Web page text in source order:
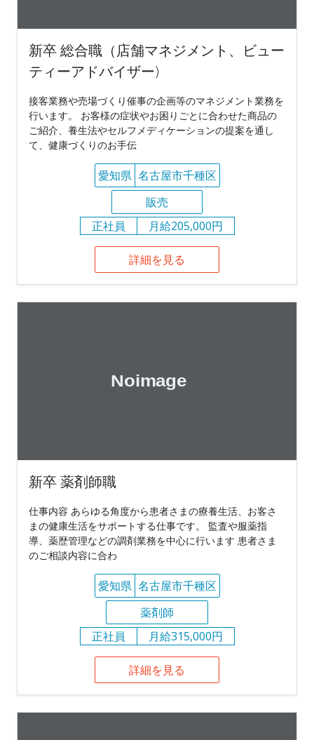
新卒 総合職（店舗マネジメント、ビュー
ティーアドバイザー)
接客業務や売場づくり催事の企画等のマネジメント業務を
行います。 お客様の症状やお困りごとに合わせた商品の
ご紹介、養生法やセルフメディケーションの提案を通し
て、健康づくりのお手伝
愛知県 名古屋市千種区
販売
正社員
月給205,000円
詳細を見る
新卒 薬剤師職
仕事内容 あらゆる角度から患者さまの療養生活、お客さ
まの健康生活をサポートする仕事です。 監査や服薬指
導、薬歴管理などの調剤業務を中心に行います 患者さま
のご相談内容に合わ
愛知県 名古屋市千種区
薬剤師
正社員
月給315,000円
詳細を見る